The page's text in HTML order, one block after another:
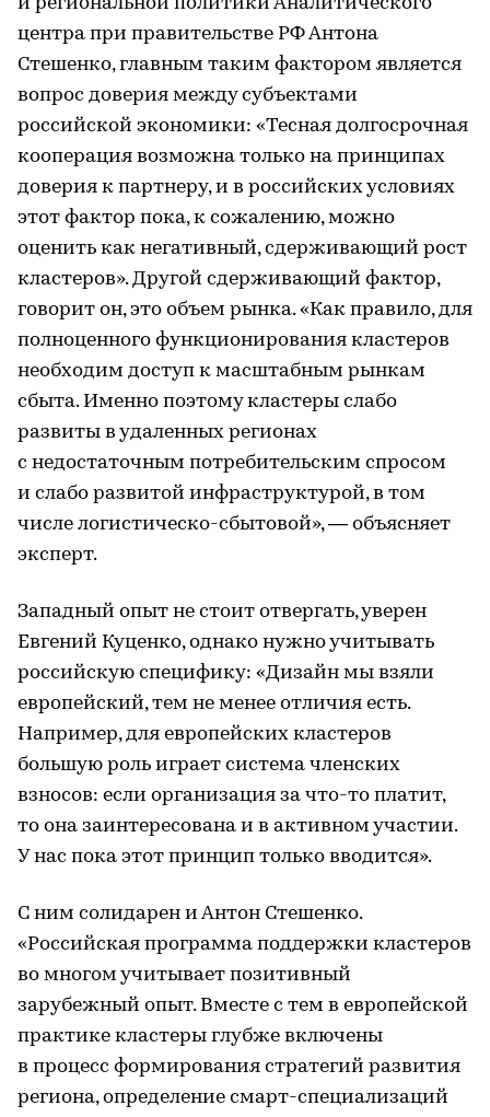
и региональной политики Аналитического
центра при правительстве РФ Антона
Стешенко, главным таким фактором является
вопрос доверия между субъектами
российской экономики: «Тесная долгосрочная
кооперация возможна только на принципах
доверия к партнеру, и в российских условиях
этот фактор пока, к сожалению, можно
оценить как негативный, сдерживающий рост
кластеров». Другой сдерживающий фактор,
говорит он, это объем рынка. «Как правило, для
полноценного функционирования кластеров
необходим доступ к масштабным рынкам
сбыта. Именно поэтому кластеры слабо
развиты в удаленных регионах
с недостаточным потребительским спросом
и слабо развитой инфраструктурой, в том
числе логистическо-сбытовой», — объясняет
эксперт.
Западный опыт не стоит отвергать, уверен
Евгений Куценко, однако нужно учитывать
российскую специфику: «Дизайн мы взяли
европейский, тем не менее отличия есть.
Например, для европейских кластеров
большую роль играет система членских
взносов: если организация за что-то платит,
то она заинтересована и в активном участии.
У нас пока этот принцип только вводится».
С ним солидарен и Антон Стешенко.
«Российская программа поддержки кластеров
во многом учитывает позитивный
зарубежный опыт. Вместе с тем в европейской
практике кластеры глубже включены
в процесс формирования стратегий развития
региона, определение смарт-специализаций